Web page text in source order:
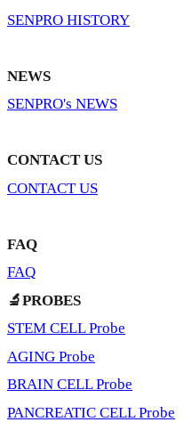
SENPRO HISTORY
NEWS
SENPRO's NEWS
CONTACT US
CONTACT US
FAQ
FAQ
🔬PROBES
STEM CELL Probe
AGING Probe
BRAIN CELL Probe
PANCREATIC CELL Probe